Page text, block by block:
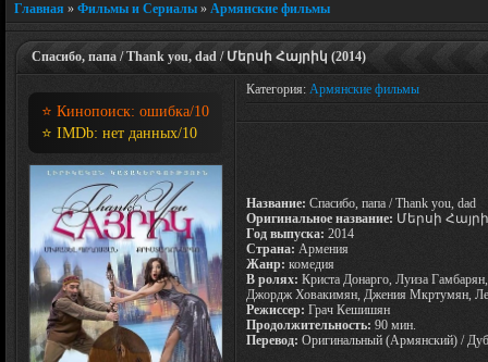
Главная » Фильмы и Сериалы » Армянские фильмы
Спасибо, папа / Thank you, dad / Մերսի Հայրիկ (2014)
⭐ Кинопоиск: ошибка/10
⭐ IMDb: нет данных/10
Категория: Армянские фильмы
Название: Спасибо, папа / Thank you, dad
Оригинальное название: Մերսի
Год выпуска: 2014
Страна: Армения
Жанр: комедия
В ролях: Криста Донарго, Луиза
Джордж Ховакимян, Джения Мкртумян,
Режиссер: Грач Кешишян
Продолжительность: 90 мин.
Перевод: Оригинальный (Армянский) /